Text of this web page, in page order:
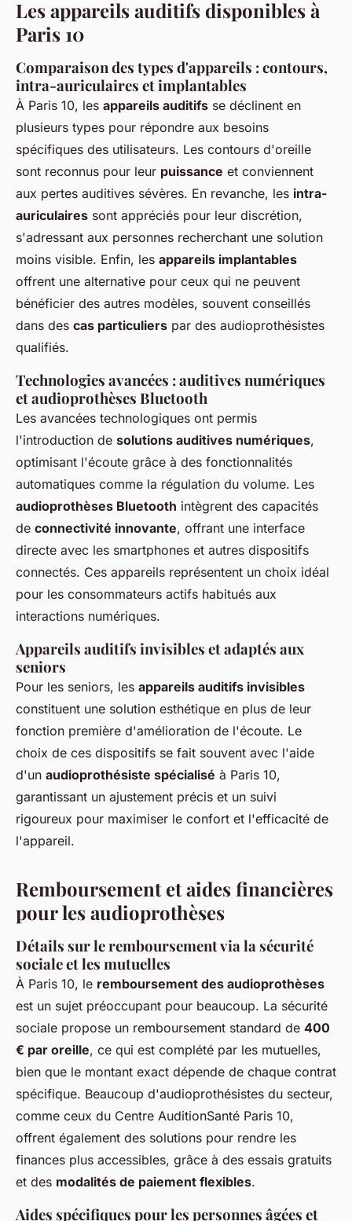
Les appareils auditifs disponibles à
Paris 10
Comparaison des types d'appareils : contours,
intra-auriculaires et implantables
À Paris 10, les appareils auditifs se déclinent en
plusieurs types pour répondre aux besoins
spécifiques des utilisateurs. Les contours d'oreille
sont reconnus pour leur puissance et conviennent
aux pertes auditives sévères. En revanche, les intra-
auriculaires sont appréciés pour leur discrétion,
s'adressant aux personnes recherchant une solution
moins visible. Enfin, les appareils implantables
offrent une alternative pour ceux qui ne peuvent
bénéficier des autres modèles, souvent conseillés
dans des cas particuliers par des audioprothésistes
qualifiés.
Technologies avancées : auditives numériques
et audioprothèses Bluetooth
Les avancées technologiques ont permis
l'introduction de solutions auditives numériques,
optimisant l'écoute grâce à des fonctionnalités
automatiques comme la régulation du volume. Les
audioprothèses Bluetooth intègrent des capacités
de connectivité innovante, offrant une interface
directe avec les smartphones et autres dispositifs
connectés. Ces appareils représentent un choix idéal
pour les consommateurs actifs habitués aux
interactions numériques.
Appareils auditifs invisibles et adaptés aux
seniors
Pour les seniors, les appareils auditifs invisibles
constituent une solution esthétique en plus de leur
fonction première d'amélioration de l'écoute. Le
choix de ces dispositifs se fait souvent avec l'aide
d'un audioprothésiste spécialisé à Paris 10,
garantissant un ajustement précis et un suivi
rigoureux pour maximiser le confort et l'efficacité de
l'appareil.
Remboursement et aides financières
pour les audioprothèses
Détails sur le remboursement via la sécurité
sociale et les mutuelles
À Paris 10, le remboursement des audioprothèses
est un sujet préoccupant pour beaucoup. La sécurité
sociale propose un remboursement standard de 400
€ par oreille, ce qui est complété par les mutuelles,
bien que le montant exact dépende de chaque contrat
spécifique. Beaucoup d'audioprothésistes du secteur,
comme ceux du Centre AuditionSanté Paris 10,
offrent également des solutions pour rendre les
finances plus accessibles, grâce à des essais gratuits
et des modalités de paiement flexibles.
Aides spécifiques pour les personnes âgées et